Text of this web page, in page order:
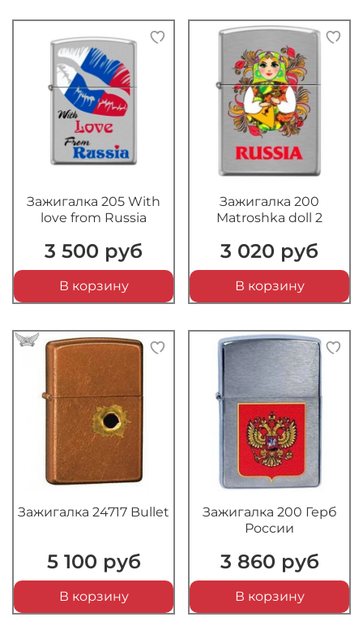
Зажигалка 205 With
love from Russia
3 500 руб
В корзину
Зажигалка 200
Matroshka doll 2
3 020 руб
В корзину
Зажигалка 24717 Bullet
5 100 руб
В корзину
Зажигалка 200 Герб
России
3 860 руб
В корзину